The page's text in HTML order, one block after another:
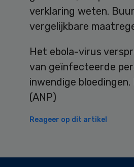
verklaring weten.
vergelijkbare
Het ebola-virus
van geïnfecteerde
inwendige
(ANP)
Reageer op dit artikel